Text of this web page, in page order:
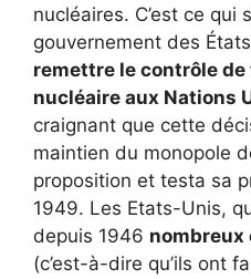
nucléaires. C’est ce qui
gouvernement des
remettre le contrôle de
nucléaire aux Nations
craignant que cette
maintien du monopole
proposition et testa sa
1949. Les Etats-Unis,
depuis 1946 nombreux
(c’est-à-dire qu’ils ont